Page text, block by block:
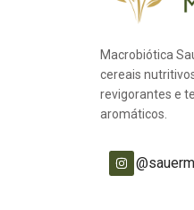
Macrobiótica
cereais
revigorantes e
aromáticos.